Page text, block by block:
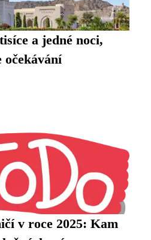
a jedné noci,
očekávání
v roce 2025: Kam